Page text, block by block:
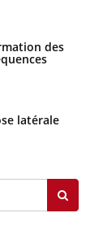
des
latérale